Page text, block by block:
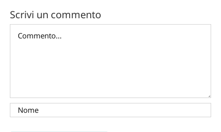
Scrivi un commento